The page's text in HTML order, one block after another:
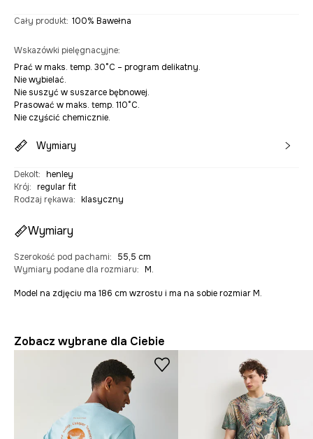
Cały produkt: 100% Bawełna
Wskazówki pielęgnacyjne:
Prać w maks. temp. 30°C – program delikatny.
Nie wybielać.
Nie suszyć w suszarce bębnowej.
Prasować w maks. temp. 110°C.
Nie czyścić chemicznie.
Wymiary
Dekolt: henley
Krój: regular fit
Rodzaj rękawa: klasyczny
Wymiary
Szerokość pod pachami:
55,5 cm
Wymiary podane dla rozmiaru: M.
Model na zdjęciu ma 186 cm wzrostu i ma na sobie rozmiar M.
Zobacz wybrane dla Ciebie